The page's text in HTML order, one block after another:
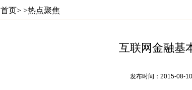
首页> >热点聚焦
互联网金融基
发布时间：2015-08-